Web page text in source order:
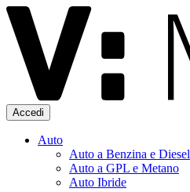
Accedi
Auto
Auto a Benzina e Diesel
Auto a GPL e Metano
Auto Ibride